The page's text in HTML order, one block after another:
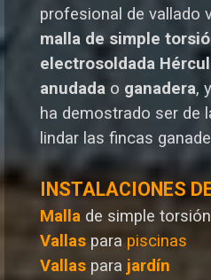
profesional de vallado
malla de simple
electrosoldada
anudada o ganadera,
ha demostrado ser de
lindar las fincas
INSTALACIONES
Malla de simple torsión
Vallas para piscinas
Vallas para jardín